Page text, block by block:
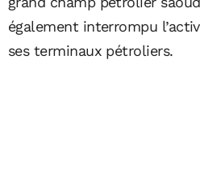
également interrompu
ses terminaux pétroliers.